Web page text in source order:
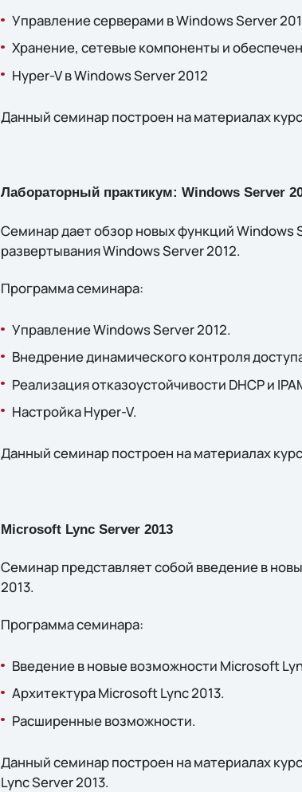
Управление серверами в Windows Server
Хранение, сетевые компоненты и
Hyper-V в Windows Server 2012
Данный семинар построен на материалах
Лабораторный практикум: Windows Server
Семинар дает обзор новых функций
развертывания Windows Server 2012.
Программа семинара:
Управление Windows Server 2012.
Внедрение динамического контроля
Реализация отказоустойчивости DHCP и
Настройка Hyper-V.
Данный семинар построен на материалах
Microsoft Lync Server 2013
Семинар представляет собой введение в
2013.
Программа семинара:
Введение в новые возможности Microsoft
Архитектура Microsoft Lync 2013.
Расширенные возможности.
Данный семинар построен на материалах
Lync Server 2013.